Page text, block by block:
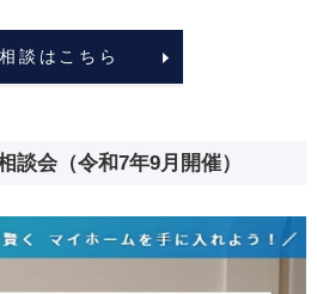
談はこちら
談会（令和7年9月開催）